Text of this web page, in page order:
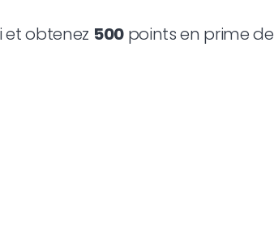
et obtenez 500points en prime de